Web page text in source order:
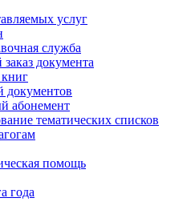
услуг
служба
документа
документов
абонемент
тематических списков
помощь
года